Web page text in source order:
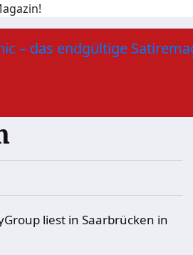
liest in Saarbrücken in